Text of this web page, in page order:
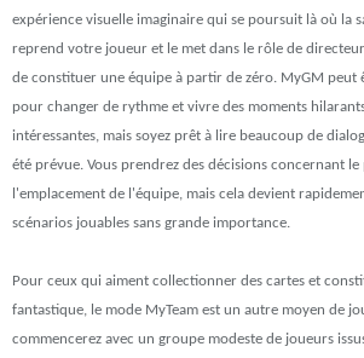
expérience visuelle imaginaire qui se poursuit là où la
reprend votre joueur et le met dans le rôle de
de constituer une équipe à partir de zéro. MyGM peut
pour changer de rythme et vivre des moments
intéressantes, mais soyez prêt à lire beaucoup de
été prévue. Vous prendrez des décisions concernant
l'emplacement de l'équipe, mais cela devient
scénarios jouables sans grande importance.
Pour ceux qui aiment collectionner des cartes et
fantastique, le mode MyTeam est un autre moyen de
commencerez avec un groupe modeste de joueurs